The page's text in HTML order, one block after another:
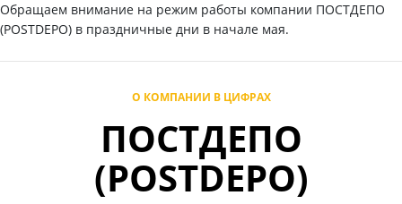
Обращаем внимание на режим работы компании ПОСТДЕПО
(POSTDEPO) в праздничные дни в начале мая.
О КОМПАНИИ В ЦИФРАХ
ПОСТДЕПО
(POSTDEPO)